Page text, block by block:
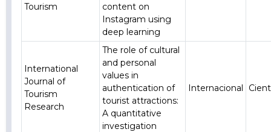
Tourism
content on
Instagram using
deep learning
International
Journal of
Tourism
Research
The role of cultural
and personal
values in
authentication of
tourist attractions:
A quantitative
investigation
Internacional